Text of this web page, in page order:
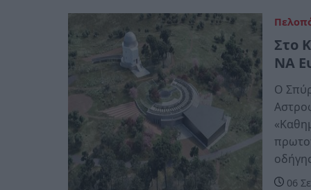
Στο
ΝΑ
Ο
06